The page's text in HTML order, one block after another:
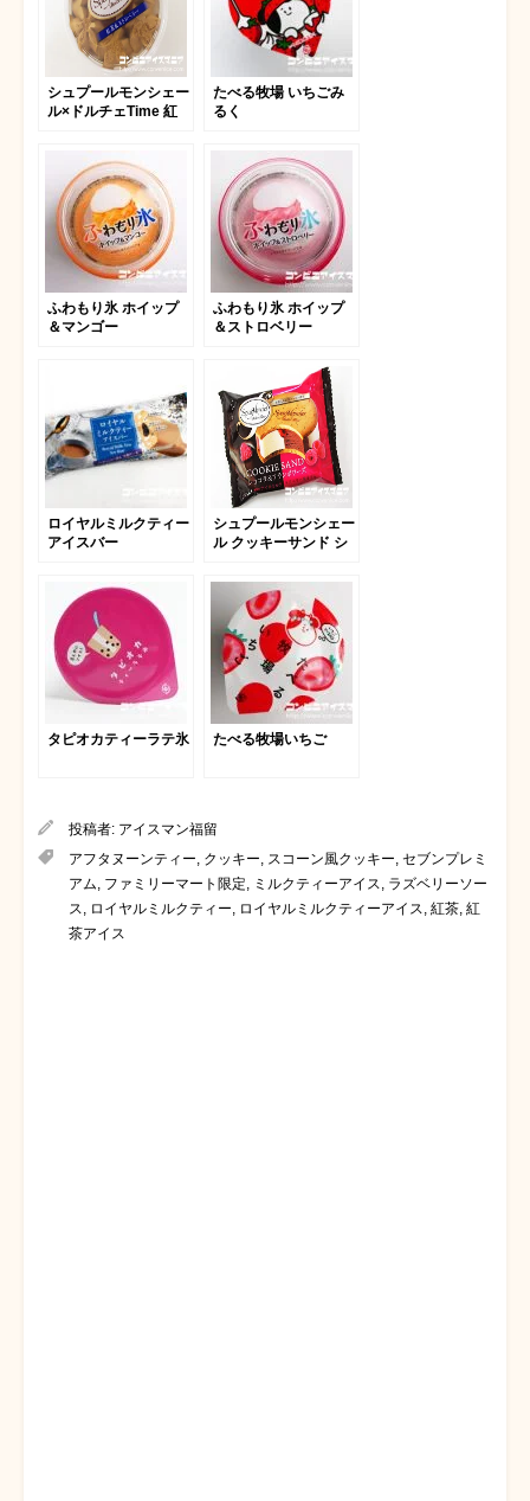
シュプールモンシェー
ル×ドルチェTime 紅
たべる牧場 いちごみ
るく
ふわもり氷 ホイップ
＆マンゴー
ふわもり氷 ホイップ
＆ストロベリー
ロイヤルミルクティー
アイスバー
シュプールモンシェー
ル クッキーサンド シ
ズ
タピオカティーラテ氷 たべる牧場いちご
投稿者: アイスマン福留
アフタヌーンティー クッキー スコーン風クッキー セブンプレミ
アム ファミリーマート限定 ミルクティーアイス
ラズベリーソー
ス
ロイヤルミルクティー ロイヤルミルクティーアイス 紅茶 紅
茶アイス